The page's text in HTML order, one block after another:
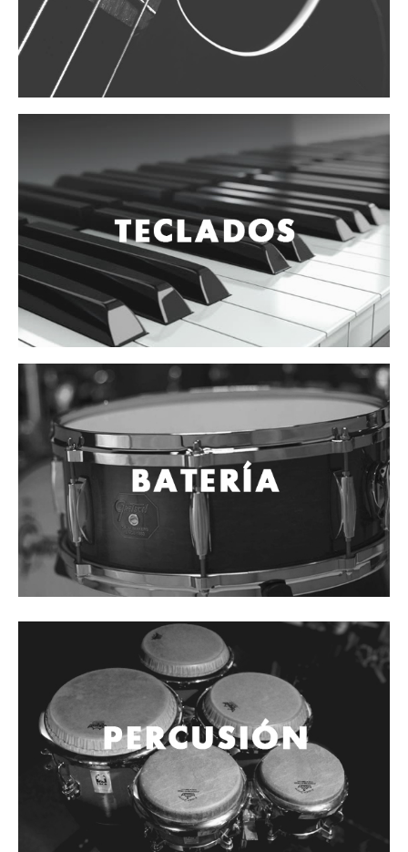
Micrófonos
Mano alámbrico
Instrumento alámbrico
Inalámbrico de mano
Estudio
Corro y escenario
Instalaciones
Cámara, computadora y celular
Pedestales y soportes
Accesorios
Audio Profesional
Columnas pasivas
Columnas activas
Amplificadores
Consolas mezcladoras
Procesadores y efectos
Monitores de estudio
Interfaz para grabación
Audífonos y monitoreo personal
Estantes y soportes
Instalaciones y publicidad
Accesorios
Controladores
Mezcladora